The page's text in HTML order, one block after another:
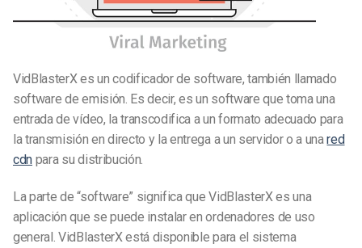
VidBlasterX es un codificador de software, también llamado
software de emisión. Es decir, es un software que toma una
entrada de vídeo, la transcodifica a un formato adecuado para
la transmisión en directo y la entrega a un servidor o a unared
cdn para su distribución.
La parte de “software” significa que VidBlasterX es una
aplicación que se puede instalar en ordenadores de uso
general. VidBlasterX está disponible para el sistema